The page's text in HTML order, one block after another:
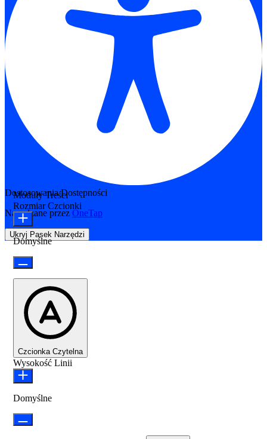
Dostosowania Dostępności
Napędzane przez OneTap
Ukryj Pasek Narzędzi
Moduły Treści
Rozmiar Czcionki
Domyślne
Czcionka Czytelna
Wysokość Linii
Domyślne